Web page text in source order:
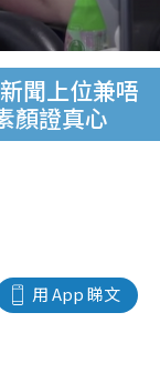
聞上位兼唔
顏證真心
用 App 睇文